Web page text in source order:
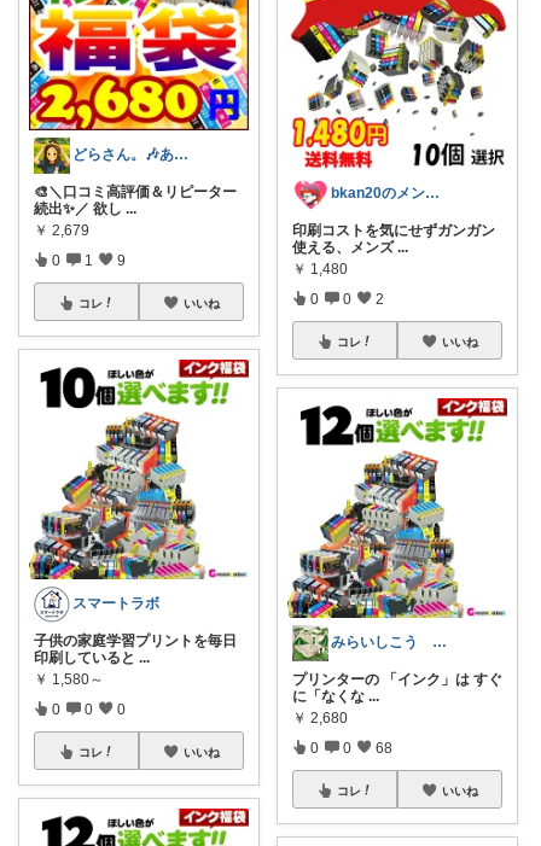
どらさん。🎶ありがとうございます🎶
🎨＼口コミ高評価＆リピーター
続出✨／ 欲し ...
￥ 2,679
0 1 9
コレ いいね
スマートラボ
子供の家庭学習プリントを毎日
印刷していると ...
￥ 1,580～
0 0 0
コレ いいね
bkan20のメンズライフ応援ROOM
印刷コストを気にせずガンガン
使える、メンズ ...
￥ 1,480
0 0 2
コレ いいね
みらいしこう 🎌おめでとうございます
プリンターの 「インク」は すぐ
に「なくな ...
￥ 2,680
0 0 68
コレ いいね